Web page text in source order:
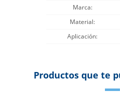
Marca
Material
Aplicación
Productos que te